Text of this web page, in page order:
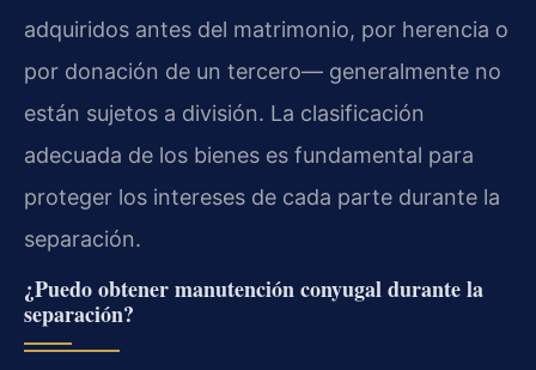
adquiridos antes del matrimonio, por herencia o
por donación de un tercero— generalmente no
están sujetos a división. La clasificación
adecuada de los bienes es fundamental para
proteger los intereses de cada parte durante la
separación.
¿Puedo obtener manutención conyugal durante la
separación?